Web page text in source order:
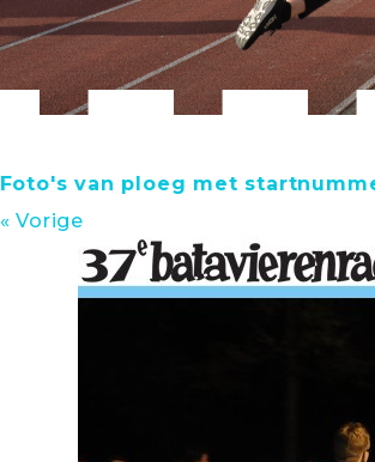
Foto's van ploeg met
« Vorige